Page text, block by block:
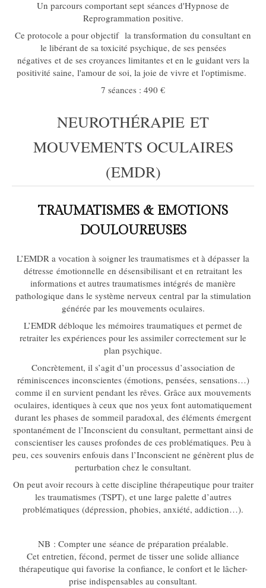
Un parcours comportant sept séances d'Hypnose de
Reprogrammation positive.
Ce protocole a pour objectif la transformation du consultant en
le libérant de sa toxicité psychique, de ses pensées
négatives et de ses croyances limitantes et en le guidant vers la
positivité saine, l'amour de soi, la joie de vivre et l'optimisme.
7 séances : 490 €
NEUROTHÉRAPIE ET
MOUVEMENTS OCULAIRES
(EMDR)
TRAUMATISMES & EMOTIONS
DOULOUREUSES
L’EMDR a vocation à soigner les traumatismes et à dépasser la
détresse émotionnelle en désensibilisant et en retraitant les
informations et autres traumatismes intégrés de manière
pathologique dans le système nerveux central par la stimulation
générée par les mouvements oculaires.
L’EMDR débloque les mémoires traumatiques et permet de
retraiter les expériences pour les assimiler correctement sur le
plan psychique.
Concrètement, il s’agit d’un processus d’association de
réminiscences inconscientes (émotions, pensées, sensations…)
comme il en survient pendant les rêves. Grâce aux mouvements
oculaires, identiques à ceux que nos yeux font automatiquement
durant les phases de sommeil paradoxal, des éléments émergent
spontanément de l’Inconscient du consultant, permettant ainsi de
conscientiser les causes profondes de ces problématiques. Peu à
peu, ces souvenirs enfouis dans l’Inconscient ne génèrent plus de
perturbation chez le consultant.
On peut avoir recours à cette discipline thérapeutique pour traiter
les traumatismes (TSPT), et une large palette d’autres
problématiques (dépression, phobies, anxiété, addiction…).
NB : Compter une séance de préparation préalable.
Cet entretien, fécond, permet de tisser une solide alliance
thérapeutique qui favorise la confiance, le confort et le lâcher-
prise indispensables au consultant.